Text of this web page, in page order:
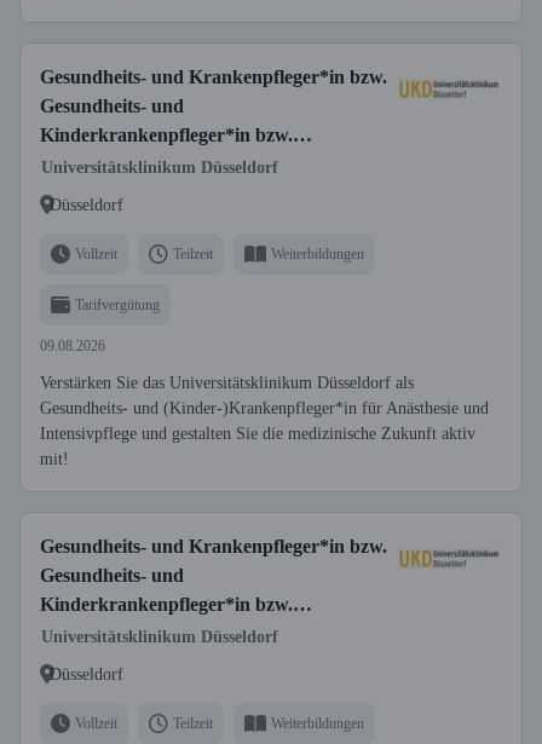
Gesundheits- und Krankenpfleger*in bzw.
Gesundheits- und
Kinderkrankenpfleger*in bzw.
Fachgesundheits- und Krankenpfleger*in
für Anästhesie und Intensivpflege bzw.
Kinderkrankenpfleger*in für Anästhesie
Universitätsklinikum Düsseldorf
Düsseldorf
Vollzeit Teilzeit Weiterbildungen
Tarifvergütung
09.08.2026
Verstärken Sie das Universitätsklinikum Düsseldorf als
Gesundheits- und (Kinder-)Krankenpfleger*in für Anästhesie und
Intensivpflege und gestalten Sie die medizinische Zukunft aktiv
mit!
Gesundheits- und Krankenpfleger*in bzw.
Gesundheits- und
Kinderkrankenpfleger*in bzw.
Fachgesundheits- und Krankenpfleger*in
für Anästhesie und Intensivpflege bzw.
Kinderkrankenpfleger*in für Anästhesie
Universitätsklinikum Düsseldorf
Düsseldorf
Vollzeit Teilzeit Weiterbildungen